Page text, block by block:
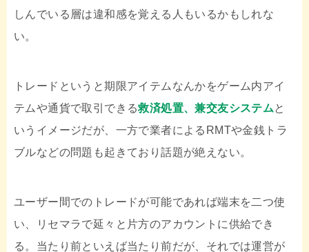
しんでいる層は違和感を覚える人もいるかもしれな
い。
トレードというと期限アイテムなんかをゲーム内アイ
テムや通貨で取引できる救済処置、兼交友システムと
いうイメージだが、一方で業者によるRMTや金銭トラ
ブルなどの問題も起きており話題が絶えない。
ユーザー間でのトレードが可能であれば端末を二つ使
い、リセマラで延々と片方のアカウントに供給でき
る。当たり前といえば当たり前だが、それでは運営が